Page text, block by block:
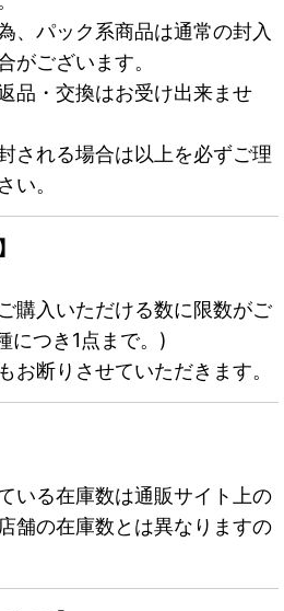
、パック系商品は通常の封入
がございます。
品・交換はお受け出来ませ
される場合は以上を必ずご理
い。
購入いただける数に限数がご
につき1点まで。)
お断りさせていただきます。
いる在庫数は通販サイト上の
舗の在庫数とは異なりますの